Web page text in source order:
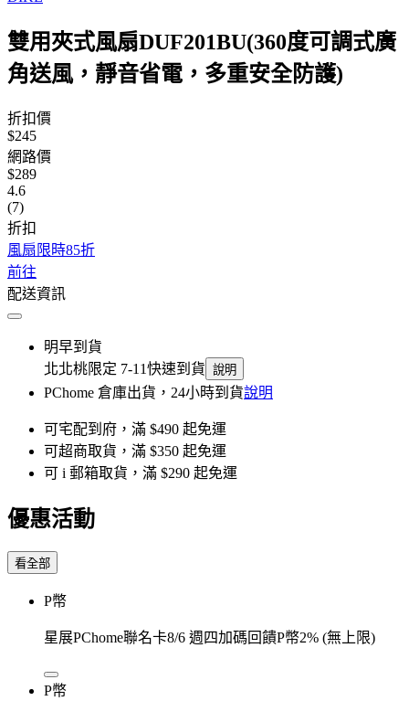
雙用夾式風扇DUF201BU(360度可調式廣
角送風，靜音省電，多重安全防護)
折扣價
$245
網路價
$289
4.6
(7)
折扣
風扇限時85折
前往
配送資訊
明早到貨
北北桃限定 7-11快速到貨 說明
PChome 倉庫出貨，24小時到貨說明
可宅配到府，滿 $490 起免運
可超商取貨，滿 $350 起免運
可 i 郵箱取貨，滿 $290 起免運
優惠活動
看全部
P幣
星展PChome聯名卡8/6 週四加碼回饋P幣2% (無上限)
P幣